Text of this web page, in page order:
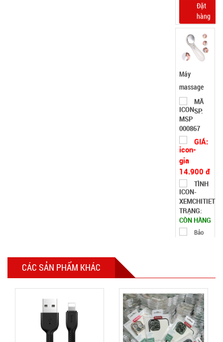
Máy
massage
WFC
MÃ
SP:
000867
GIÁ:
14.900 đ
TRẠNG:
CÒN HÀNG
Bảo
hành:
Test
Chuông
báo động
CÁC SẢN PHẨM KHÁC